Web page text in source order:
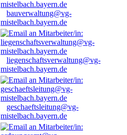
bauverwaltung@vg-
mistelbach.bayern.de
liegenschaftsverwaltung@vg-
mistelbach.bayern.de
geschaeftsleitung@vg-
mistelbach.bayern.de